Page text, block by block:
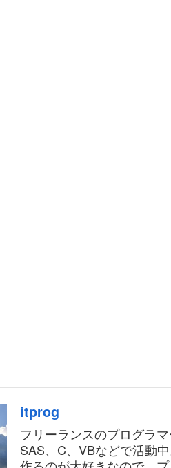
itprog
フリーランスのプログラ
SAS、C、VBなどで活動